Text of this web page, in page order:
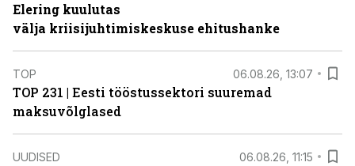
Elering kuulutas
välja kriisijuhtimiskeskuse ehitushanke
TOP 06.08.26, 13:07
TOP 231 | Eesti tööstussektori suuremad
maksuvõlglased
UUDISED 06.08.26, 11:15